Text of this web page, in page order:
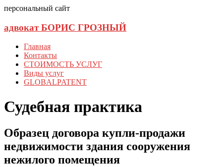
персональный сайт
адвокат БОРИС ГРОЗНЫЙ
Главная
Контакты
СТОИМОСТЬ УСЛУГ
Виды услуг
GLOBALPATENT
Судебная практика
Образец договора купли-продажи
недвижимости здания сооружения
нежилого помещения